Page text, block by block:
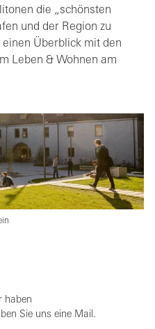
die „schönsten
und der Region zu
Überblick mit den
Leben & Wohnen am
haben
Sie uns eine Mail.